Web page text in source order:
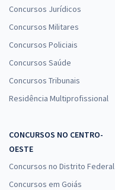
Concursos Jurídicos
Concursos Militares
Concursos Policiais
Concursos Saúde
Concursos Tribunais
Residência Multiprofissional
CONCURSOS NO CENTRO-
OESTE
Concursos no Distrito Federal
Concursos em Goiás